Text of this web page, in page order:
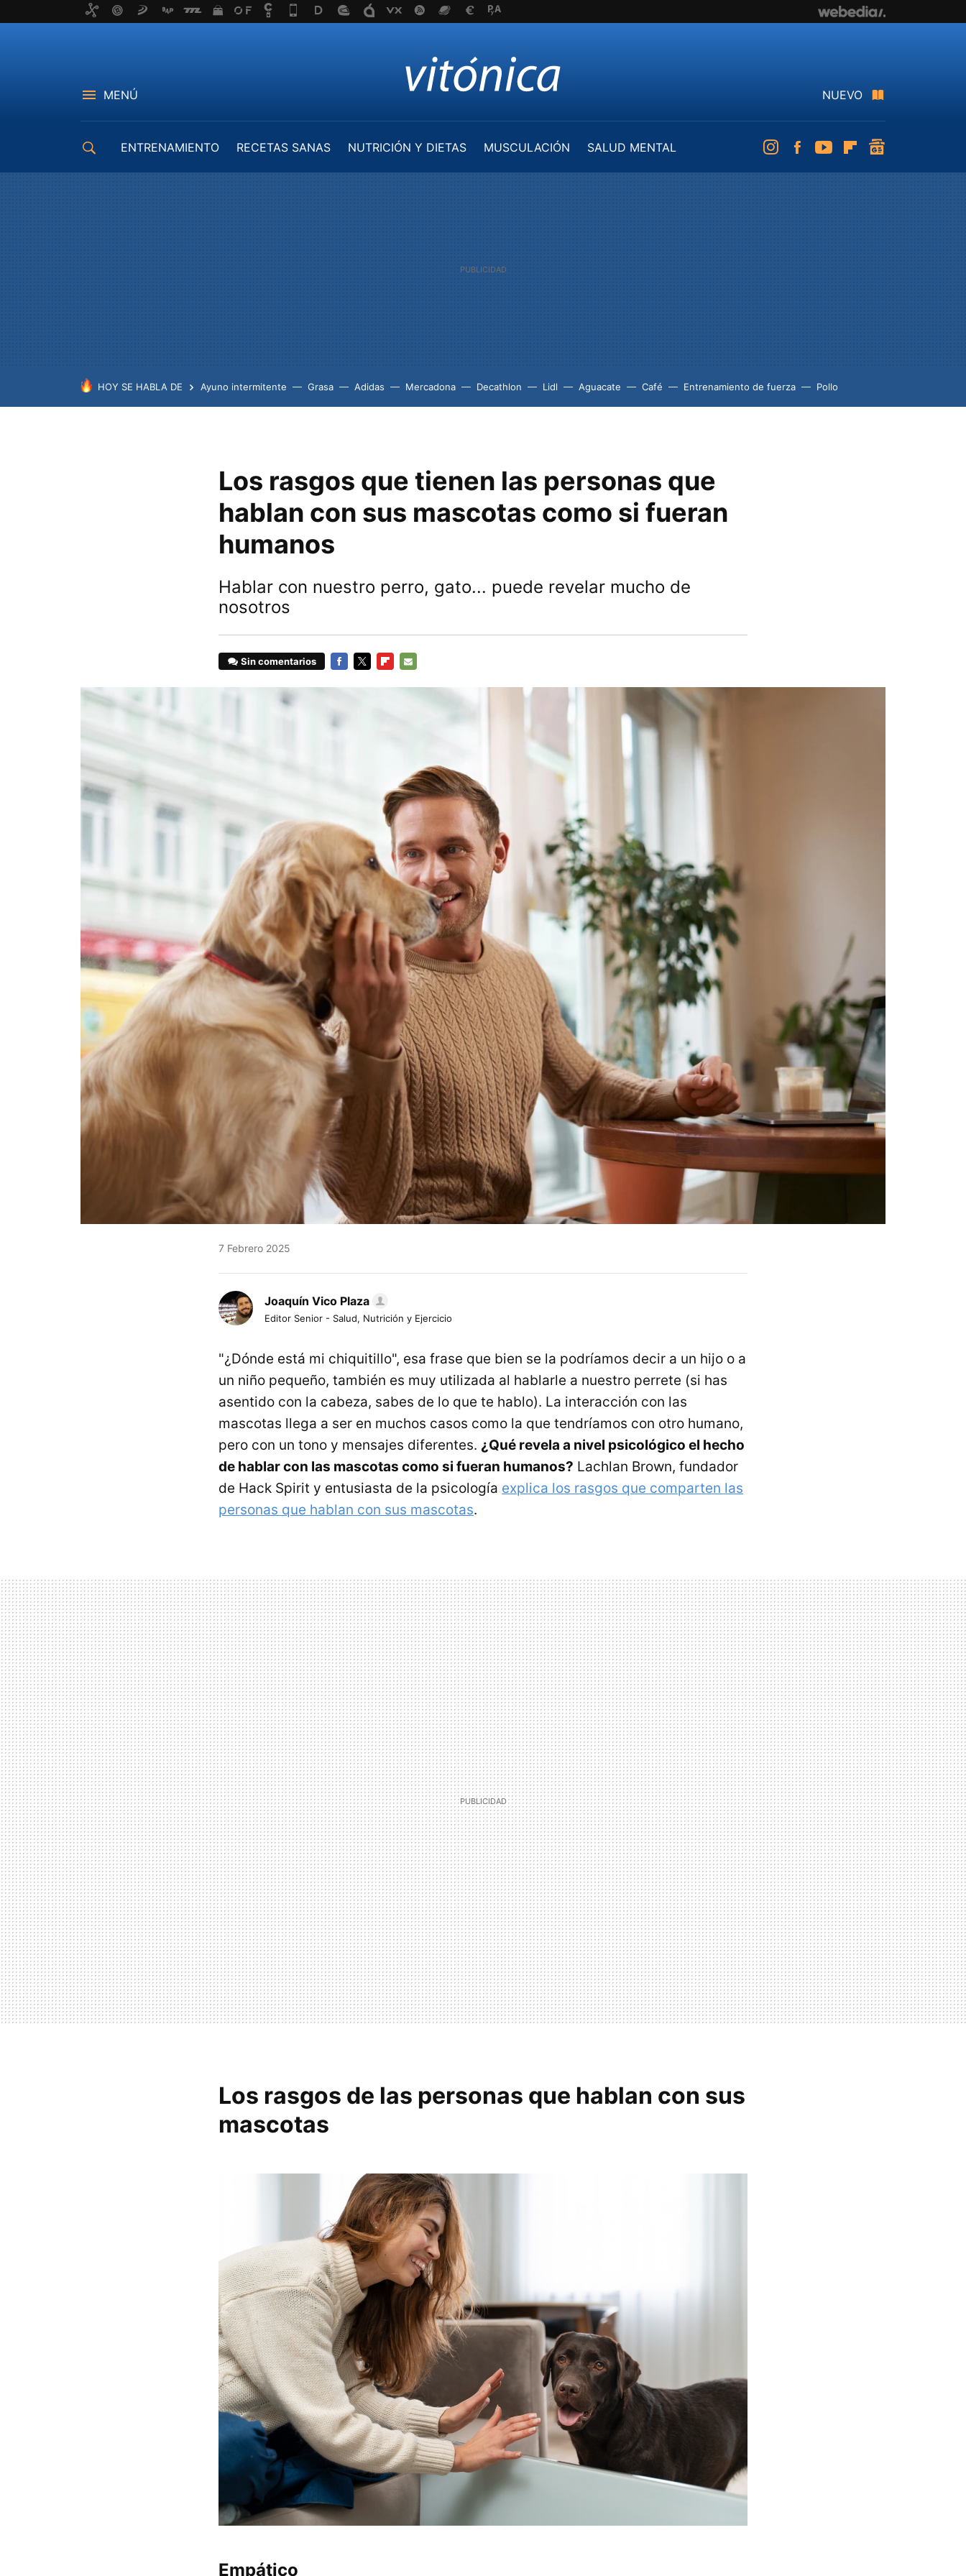
MENÚ NUEVO
ENTRENAMIENTO RECETAS SANAS NUTRICIÓN Y DIETAS MUSCULACIÓN
SALUD MENTAL
InstagramFacebookYoutubeFlipboard
HOY SE HABLA DE Ayuno intermitente Grasa Adidas Mercadona Decathlon Lidl Aguacate Café Entrenamiento de fuerza Pollo
Los rasgos que tienen las personas que
hablan con sus mascotas como si fueran
humanos
Hablar con nuestro perro, gato... puede revelar mucho de
nosotros
Sin comentarios
7 Febrero 2025
Joaquín Vico Plaza
Editor Senior - Salud, Nutrición y Ejercicio
"¿Dónde está mi chiquitillo", esa frase que bien se la podríamos decir a un hijo o a
un niño pequeño, también es muy utilizada al hablarle a nuestro perrete (si has
asentido con la cabeza, sabes de lo que te hablo). La interacción con las
mascotas llega a ser en muchos casos como la que tendríamos con otro humano,
pero con un tono y mensajes diferentes. ¿Qué revela a nivel psicológico el hecho
de hablar con las mascotas como si fueran humanos? Lachlan Brown, fundador
de Hack Spirit y entusiasta de la psicología explica los rasgos que comparten las
personas que hablan con sus mascotas.
Los rasgos de las personas que hablan con sus
mascotas
Empático